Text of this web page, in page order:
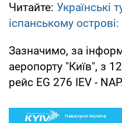
Читайте: Українські
іспанському
Зазначимо, за
аеропорту "Київ", з
рейс EG 276 IEV -